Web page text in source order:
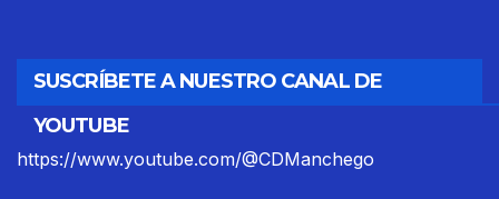
SUSCRÍBETE A NUESTRO CANAL DE
YOUTUBE
https://www.youtube.com/@CDManchego